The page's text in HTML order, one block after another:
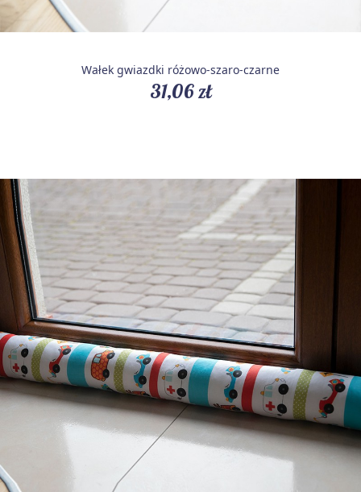
Wałek gwiazdki różowo-szaro-czarne
31,06 zł